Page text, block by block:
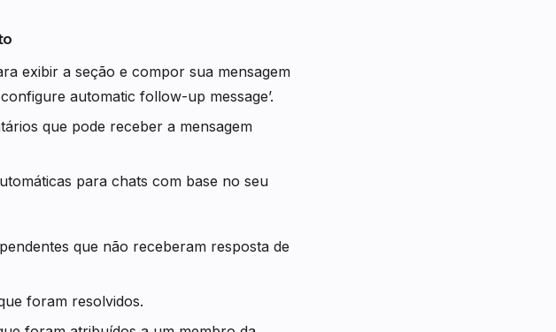
exibir a seção e compor sua mensagem
automatic follow-up message’.
que pode receber a mensagem
para chats com base no seu
que não receberam resposta de
foram resolvidos.